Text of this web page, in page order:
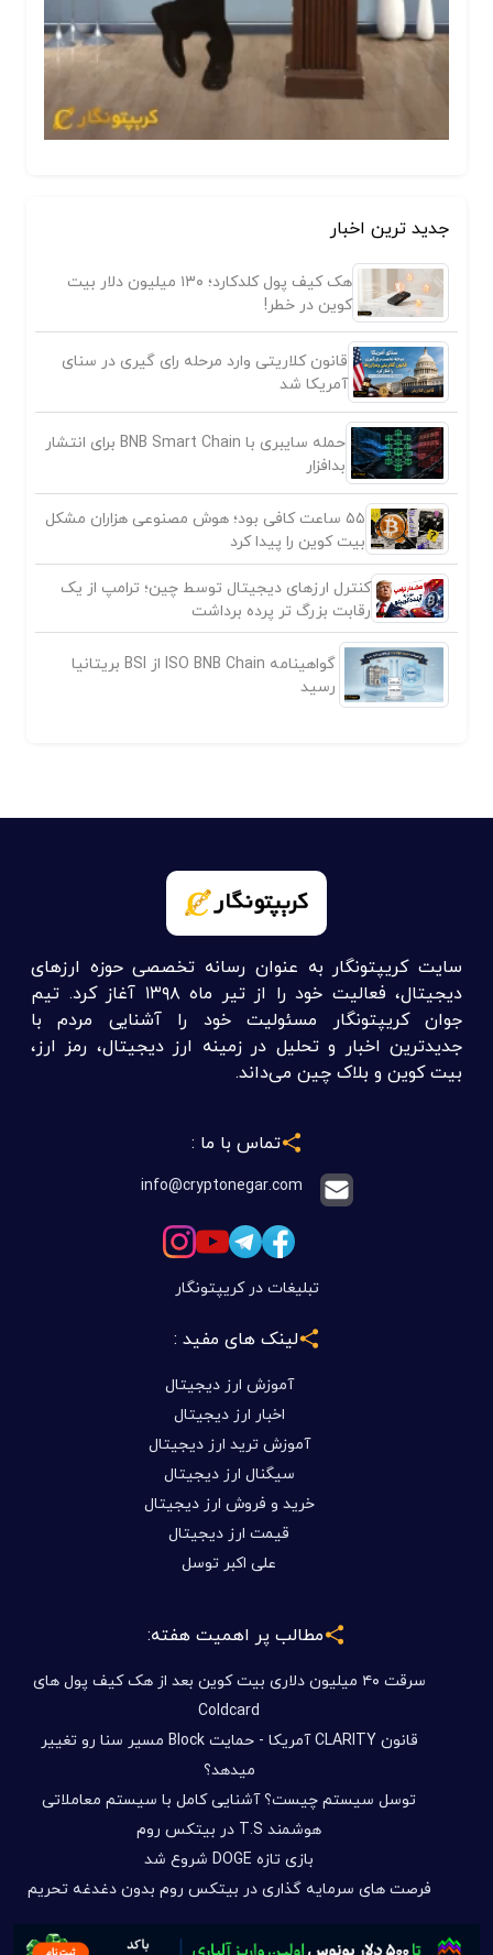
جدید ترین اخبار
هک کیف پول کلدکارد؛ ۱۳۰ میلیون دلار بیت
کوین در خطر!
قانون کلاریتی وارد مرحله رای گیری در سنای
آمریکا شد
حمله سایبری با BNB Smart Chain برای انتشار
بدافزار
۵۵ ساعت کافی بود؛ هوش مصنوعی هزاران مشکل
بیت کوین را پیدا کرد
کنترل ارزهای دیجیتال توسط چین؛ ترامپ از یک
رقابت بزرگ تر پرده برداشت
گواهینامه ISO BNB Chain از BSI بریتانیا
رسید
سایت کریپتونگار به عنوان رسانه تخصصی حوزه ارزهای
دیجیتال، فعالیت خود را از تیر ماه ۱۳۹۸ آغاز کرد. تیم
جوان کریپتونگار مسئولیت خود را آشنایی مردم با
جدیدترین اخبار و تحلیل در زمینه ارز دیجیتال، رمز ارز،
بیت کوین و بلاک چین می‌داند.
تماس با ما :
info@cryptonegar.com
تبلیغات در کریپتونگار
لینک های مفید :
آموزش ارز دیجیتال
اخبار ارز دیجیتال
آموزش ترید ارز دیجیتال
سیگنال ارز دیجیتال
خرید و فروش ارز دیجیتال
قیمت ارز دیجیتال
علی اکبر توسل
مطالب پر اهمیت هفته:
سرقت ۴۰ میلیون دلاری بیت کوین بعد از هک کیف پول های
Coldcard
قانون CLARITY آمریکا - حمایت Block مسیر سنا رو تغییر
میدهد؟
توسل سیستم چیست؟ آشنایی کامل با سیستم معاملاتی
هوشمند T.S در بیتکس روم
بازی تازه DOGE شروع شد
فرصت های سرمایه گذاری در بیتکس روم بدون دغدغه تحریم